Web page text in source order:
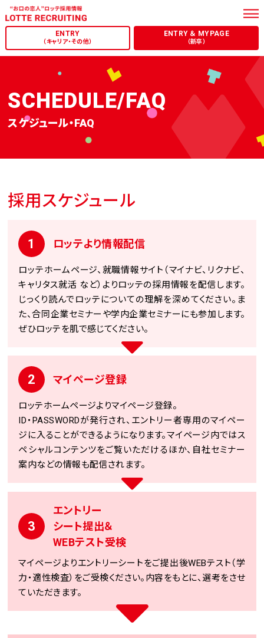
（キャリア・その他） （新卒）
SCHEDULE/FAQ
スケジュール・FAQ
採用スケジュール
1 ロッテより情報配信
ロッテホームページ、就職情報サイト（マイナビ、リクナビ、
キャリタス就活 など）よりロッテの採用情報を配信します。
じっくり読んでロッテについての理解を深めてください。ま
た、合同企業セミナーや学内企業セミナーにも参加します。
ぜひロッテを肌で感じてください。
2 マイページ登録
ロッテホームページよりマイページ登録。
ID・PASSWORDが発行され、エントリー者専用のマイペー
ジに入ることができるようになります。マイページ内ではス
ペシャルコンテンツをご覧いただけるほか、自社セミナー
案内などの情報も配信されます。
3
エントリー
シート提出＆
WEBテスト受検
マイページよりエントリーシートをご提出後WEBテスト（学
力・適性検査）をご受検ください。内容をもとに、選考をさせ
ていただきます。